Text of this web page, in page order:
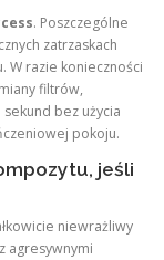
. Poszczególne
zatrzaskach
W razie konieczności
filtrów,
bez użycia
pokoju.
jeśli
niewrażliwy
agresywnymi